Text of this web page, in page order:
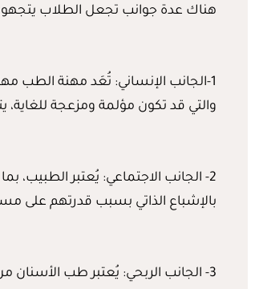
هناك عدة جوانب تجعل الطلاب
1-الجانب الإنساني: تُعَد مهنة الطب
والتي قد تكون مؤلمة ومزعجة للغاية،
2- الجانب الاجتماعي: يُعتبر
بالإشباع الذاتي بسبب قدرتهم على
3- الجانب الربحي: يُعتبر طب